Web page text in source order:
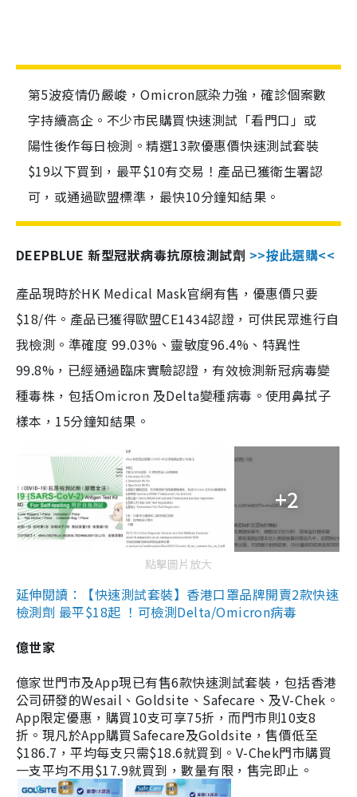
第5波疫情仍嚴峻，Omicron感染力強，確診個案數
字持續高企。不少市民購買快速測試「看門口」或
陽性後作每日檢測。精選13款優惠價快速測試套裝
$19以下買到，最平$10有交易！產品已獲衛生署認
可，或通過歐盟標準，最快10分鐘知結果。
DEEPBLUE 新型冠狀病毒抗原檢測試劑 >>按此選購<<
產品現時於HK Medical Mask官網有售，優惠價只要
$18/件。產品已獲得歐盟CE1434認證，可供民眾進行自
我檢測。準確度 99.03%、靈敏度96.4%、特異性
99.8%，已經通過臨床實驗認證，有效檢測新冠病毒變
種毒株，包括Omicron 及Delta變種病毒。使用鼻拭子
樣本，15分鐘知結果。
+2
點擊圖片放大
延伸閱讀：【快速測試套裝】香港口罩品牌開賣2款快速
檢測劑 最平$18起 ！可檢測Delta/Omicron病毒
億世家
億家世門市及App現已有售6款快速測試套裝，包括香港
公司研發的Wesail、Goldsite、Safecare、及V-Chek。
App限定優惠，購買10支可享75折，而門市則10支8
折。現凡於App購買Safecare及Goldsite，售價低至
$186.7，平均每支只需$18.6就買到。V-Chek門市購買
一支平均不用$17.9就買到，數量有限，售完即止。